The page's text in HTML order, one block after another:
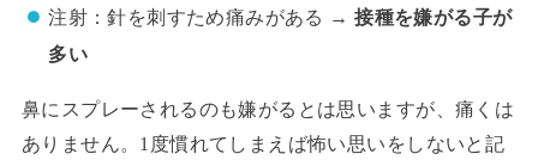
注射：針を刺すため痛みがある →接種を嫌がる子が
多い
鼻にスプレーされるのも嫌がるとは思いますが、痛くは
ありません。1度慣れてしまえば怖い思いをしないと記